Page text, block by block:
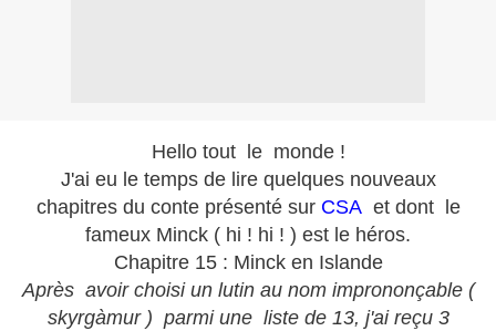
Hello tout le monde !
J'ai eu le temps de lire quelques nouveaux
chapitres du conte présenté sur CSAet dont le
fameux Minck ( hi ! hi ! ) est le héros.
Chapitre 15 : Minck en Islande
Après avoir choisi un lutin au nom imprononçable (
skyrgàmur ) parmi une liste de 13, j'ai reçu 3